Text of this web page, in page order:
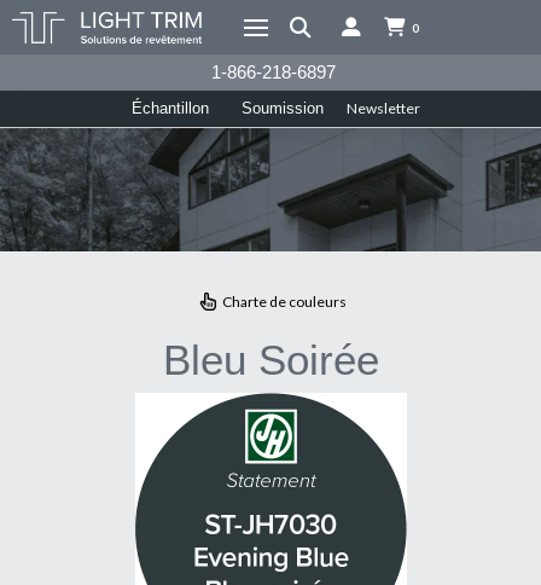
0
1-866-218-6897
Échantillon Soumission Newsletter
Charte de couleurs
Bleu Soirée